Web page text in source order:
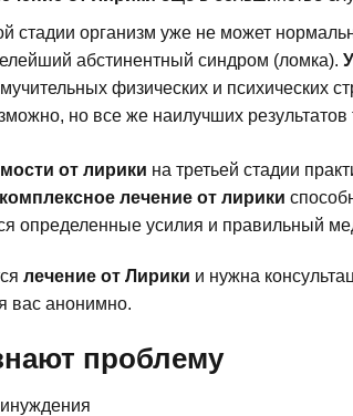
стадии организм уже не может
абстинентный синдром (ломка).
физических и психических
но все же наилучших результатов
от лирики на третьей стадии
комплексное лечение от лирики
определенные усилия и правильный
лечение от Лирики и нужна
вас анонимно.
проблему